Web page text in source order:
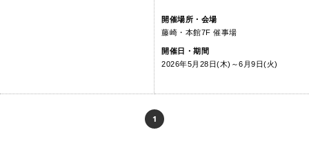
開催場所・会場
藤崎・本館7F 催事場
開催日・期間
2026年5月28日(木)～6月9日(火)
1